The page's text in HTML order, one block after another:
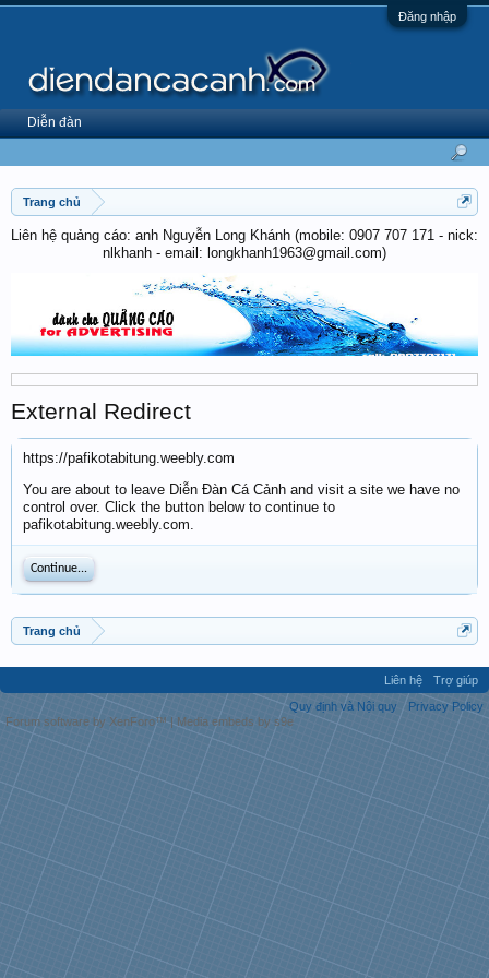
Đăng nhập
Trang chủ
Liên hệ quảng cáo: anh Nguyễn Long Khánh (mobile: 0907 707 171 - nick:
nlkhanh - email: longkhanh1963@gmail.com)
External Redirect
https://pafikotabitung.weebly.com
You are about to leave Diễn Đàn Cá Cảnh and visit a site we have no
control over. Click the button below to continue to
pafikotabitung.weebly.com.
Continue...
Trang chủ
Diễn đàn
Liên hệ
Trợ giúp
Quy định và Nội quy
Privacy Policy
Forum software by XenForo™ | Media embeds by s9e